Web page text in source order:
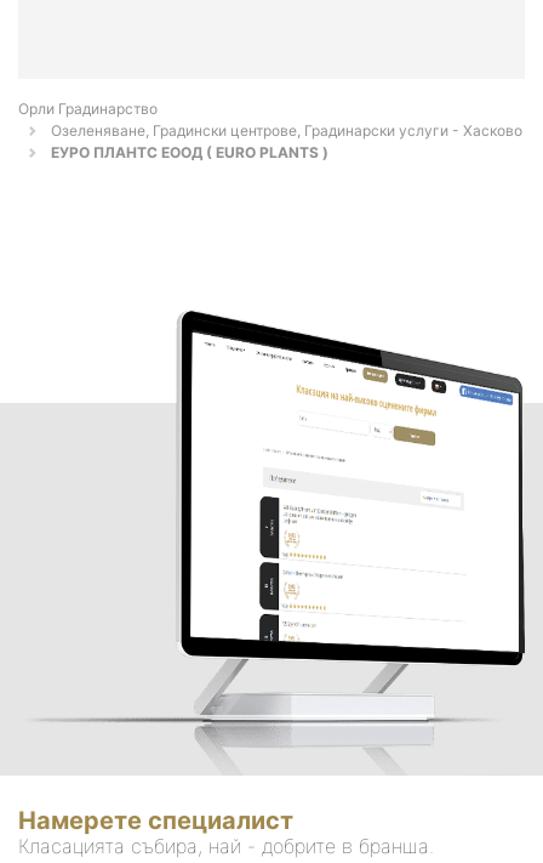
Орли Градинарство
Озеленяване, Градински центрове, Градинарски услуги - Хасково
ЕУРО ПЛАНТС ЕООД ( EURO PLANTS )
Намерете специалист
Класацията събира, най - добрите в бранша.